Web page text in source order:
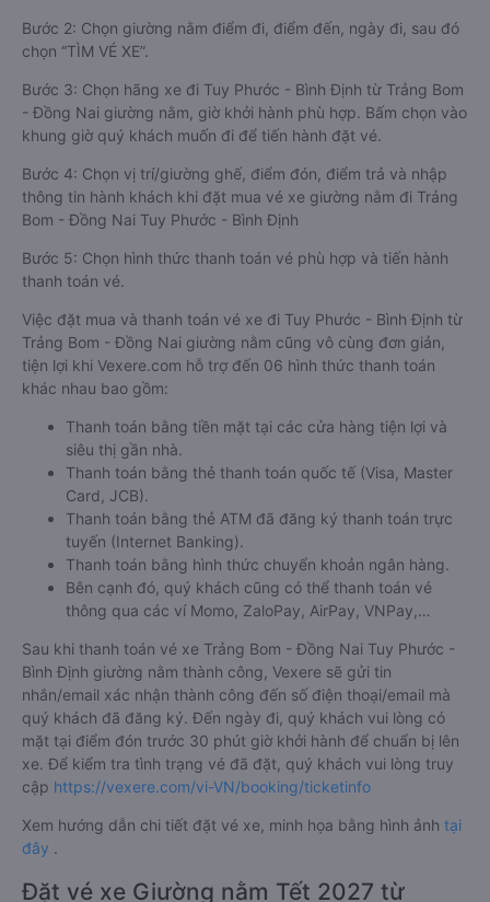
Bước 2: Chọn giường nằm điểm đi, điểm đến, ngày đi, sau đó
chọn “TÌM VÉ XE”.
Bước 3: Chọn hãng xe đi Tuy Phước - Bình Định từ Trảng Bom
- Đồng Nai giường nằm, giờ khởi hành phù hợp. Bấm chọn vào
khung giờ quý khách muốn đi để tiến hành đặt vé.
Bước 4: Chọn vị trí/giường ghế, điểm đón, điểm trả và nhập
thông tin hành khách khi đặt mua vé xe giường nằm đi Trảng
Bom - Đồng Nai Tuy Phước - Bình Định
Bước 5: Chọn hình thức thanh toán vé phù hợp và tiến hành
thanh toán vé.
Việc đặt mua và thanh toán vé xe đi Tuy Phước - Bình Định từ
Trảng Bom - Đồng Nai giường nằm cũng vô cùng đơn giản,
tiện lợi khi Vexere.com hỗ trợ đến 06 hình thức thanh toán
khác nhau bao gồm:
Thanh toán bằng tiền mặt tại các cửa hàng tiện lợi và
siêu thị gần nhà.
Thanh toán bằng thẻ thanh toán quốc tế (Visa, Master
Card, JCB).
Thanh toán bằng thẻ ATM đã đăng ký thanh toán trực
tuyến (Internet Banking).
Thanh toán bằng hình thức chuyển khoản ngân hàng.
Bên cạnh đó, quý khách cũng có thể thanh toán vé
thông qua các ví Momo, ZaloPay, AirPay, VNPay,…
Sau khi thanh toán vé xe Trảng Bom - Đồng Nai Tuy Phước -
Bình Định giường nằm thành công, Vexere sẽ gửi tin
nhắn/email xác nhận thành công đến số điện thoại/email mà
quý khách đã đăng ký. Đến ngày đi, quý khách vui lòng có
mặt tại điểm đón trước 30 phút giờ khởi hành để chuẩn bị lên
xe. Để kiểm tra tình trạng vé đã đặt, quý khách vui lòng truy
cập https://vexere.com/vi-VN/booking/ticketinfo
Xem hướng dẫn chi tiết đặt vé xe, minh họa bằng hình ảnh tại
đây .
Đặt vé xe Giường nằm Tết 2027 từ